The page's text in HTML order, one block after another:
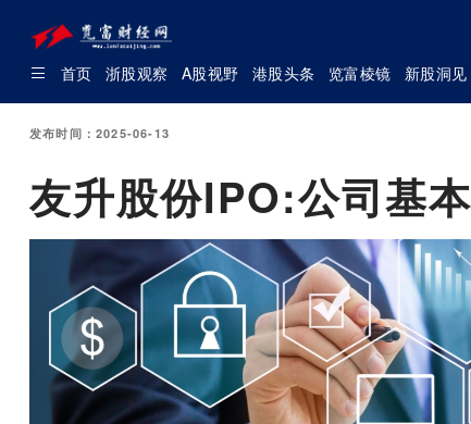
首页 浙股观察 A股视野 港股头条 览富棱镜 新股洞见
发布时间：2025-06-13
友升股份IPO:公司基